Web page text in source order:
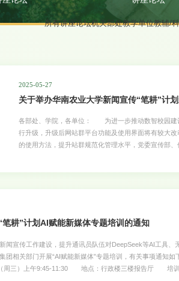
所有讲座论坛机关部处教学单位教辅/
2025-05-27
关于举办华南农业大学新闻宣传“笔耕”计
各部处、学院，各单位： 为进一步推动数智校园建
行升级，升级后网站群平台功能及使用界面将有较大
的使用方法，提升站群规范化管理水平，党委宣传部
耕”计划AI赋能新媒体专题培训的通知
宣传工作建设，提升通讯员队伍对DeepSeek等AI工具、
团相关部门开展“AI赋能新媒体”专题培训，有关事项通
周三）上午9:45-11:30 地点：行政楼三楼报告厅 培